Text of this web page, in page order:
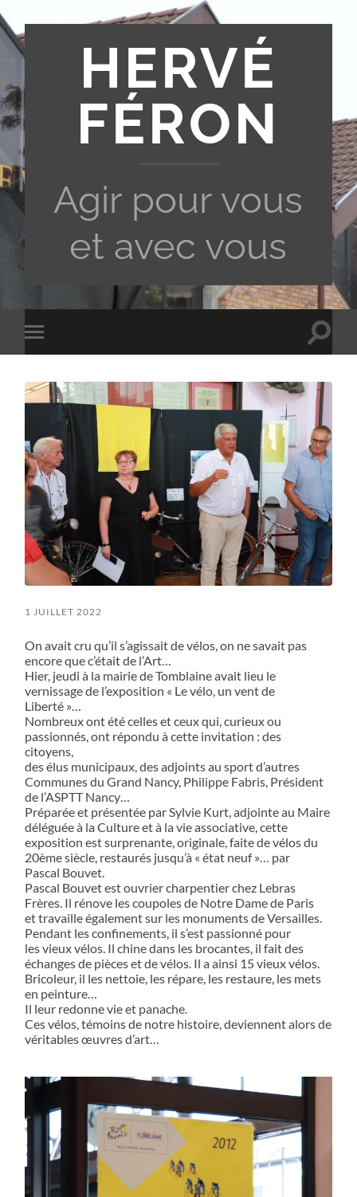
HERVÉ
FÉRON
Agir pour vous
et avec vous
Toggle
mobile
Toggle
1 JUILLET 2022
On avait cru qu’il s’agissait de vélos, on ne savait pas
encore que c’était de l’Art…
Hier, jeudi à la mairie de Tomblaine avait lieu le
vernissage de l’exposition « Le vélo, un vent de
Liberté »…
Nombreux ont été celles et ceux qui, curieux ou
passionnés, ont répondu à cette invitation : des
citoyens,
des élus municipaux, des adjoints au sport d’autres
Communes du Grand Nancy, Philippe Fabris, Président
de l’ASPTT Nancy…
Préparée et présentée par Sylvie Kurt, adjointe au Maire
déléguée à la Culture et à la vie associative, cette
exposition est surprenante, originale, faite de vélos du
20ème siècle, restaurés jusqu’à « état neuf »… par
Pascal Bouvet.
Pascal Bouvet est ouvrier charpentier chez Lebras
Frères. Il rénove les coupoles de Notre Dame de Paris
et travaille également sur les monuments de Versailles.
Pendant les confinements, il s’est passionné pour
les vieux vélos. Il chine dans les brocantes, il fait des
échanges de pièces et de vélos. Il a ainsi 15 vieux vélos.
Bricoleur, il les nettoie, les répare, les restaure, les mets
en peinture…
Il leur redonne vie et panache.
Ces vélos, témoins de notre histoire, deviennent alors de
véritables œuvres d’art…